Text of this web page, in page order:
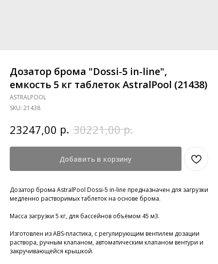
Дозатор брома "Dossi-5 in-line",
емкость 5 кг таблеток AstralPool (21438)
ASTRALPOOL
SKU: 21438
23247,00 р. 30221,00 р.
Добавить в корзину
Дозатор брома AstralPool Dossi-5 in-line предназначен для загрузки
медленно растворимых таблеток на основе брома.
Масса загрузки 5 кг, для бассейнов объёмом 45 м3.
Изготовлен из ABS-пластика, с регулирующим вентилем дозации
раствора, ручным клапаном, автоматическим клапаном вентури и
закручивающейся крышкой.